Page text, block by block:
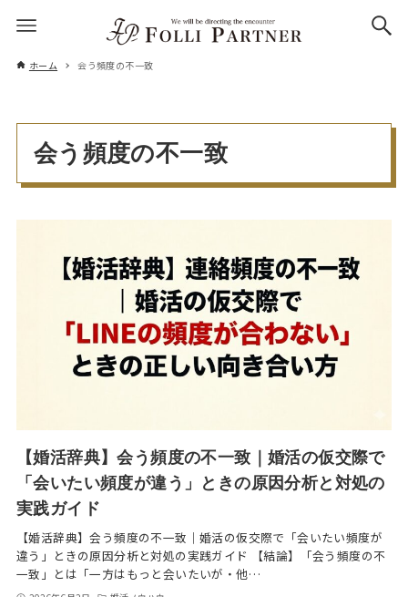
ホーム 会う頻度の不一致
会う頻度の不一致
【婚活辞典】会う頻度の不一致｜婚活の仮交際で
「会いたい頻度が違う」ときの原因分析と対処の
実践ガイド
【婚活辞典】会う頻度の不一致｜婚活の仮交際で「会いたい頻度が
違う」ときの原因分析と対処の実践ガイド 【結論】「会う頻度の不
一致」とは「一方はもっと会いたいが・他…